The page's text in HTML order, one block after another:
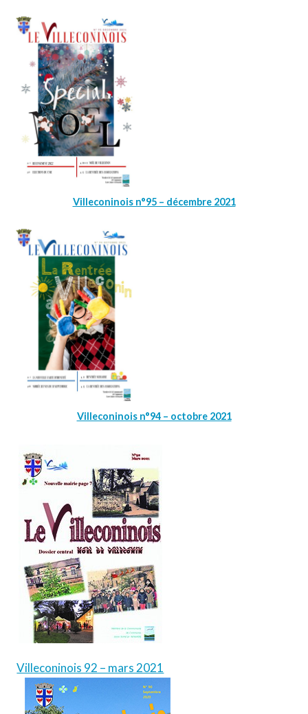
Villeconinois n°95 – décembre 2021
Villeconinois n°94 – octobre 2021
Villeconinois 92 – mars 2021